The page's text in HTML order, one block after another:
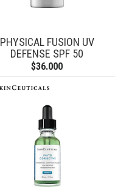
PHYSICAL FUSION UV
DEFENSE SPF 50
$36.000